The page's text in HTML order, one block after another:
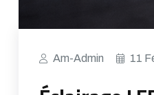
Am-Admin 11